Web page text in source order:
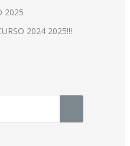
2025
2024 2025!!!